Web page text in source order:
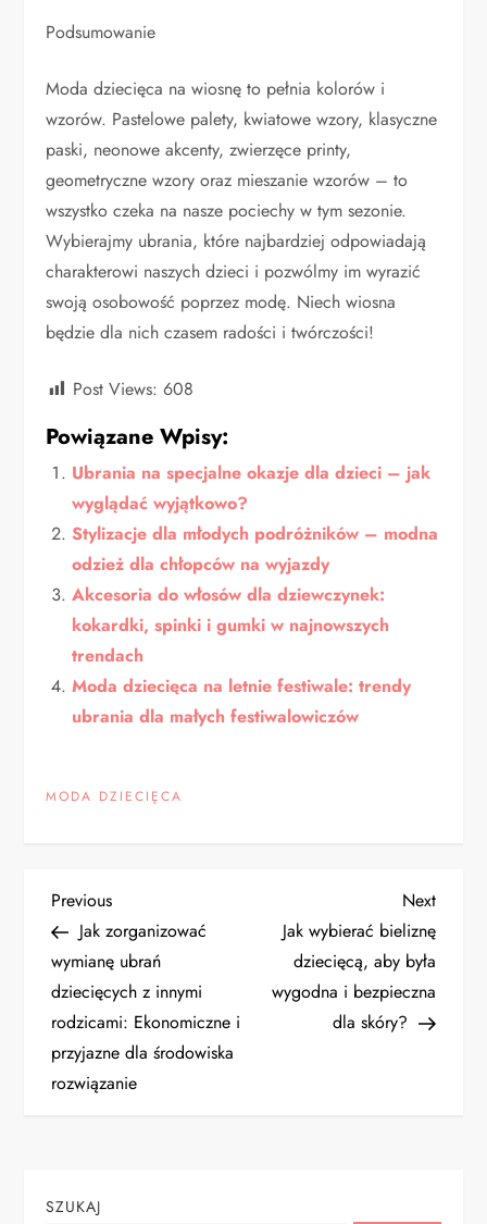
Podsumowanie
Moda dziecięca na wiosnę to pełnia kolorów i
wzorów. Pastelowe palety, kwiatowe wzory, klasyczne
paski, neonowe akcenty, zwierzęce printy,
geometryczne wzory oraz mieszanie wzorów – to
wszystko czeka na nasze pociechy w tym sezonie.
Wybierajmy ubrania, które najbardziej odpowiadają
charakterowi naszych dzieci i pozwólmy im wyrazić
swoją osobowość poprzez modę. Niech wiosna
będzie dla nich czasem radości i twórczości!
Post Views: 608
Powiązane Wpisy:
Ubrania na specjalne okazje dla dzieci – jak
wyglądać wyjątkowo?
Stylizacje dla młodych podróżników – modna
odzież dla chłopców na wyjazdy
Akcesoria do włosów dla dziewczynek:
kokardki, spinki i gumki w najnowszych
trendach
Moda dziecięca na letnie festiwale: trendy
ubrania dla małych festiwalowiczów
MODA DZIECIĘCA
N
a
w
i
Previous
Post
Previous
Jak zorganizować
wymianę ubrań
dziecięcych z innymi
rodzicami: Ekonomiczne i
przyjazne dla środowiska
rozwiązanie
Next
Post
Next
Jak wybierać bieliznę
dziecięcą, aby była
wygodna i bezpieczna
dla skóry?
SZUKAJ